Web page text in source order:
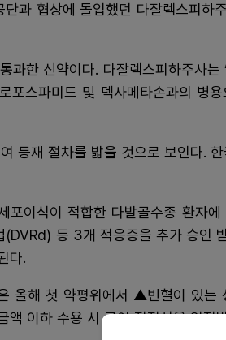
과 협상에 돌입했던 다잘렉스피하
과한 신약이다. 다잘렉스피하주사는
포스파미드 및 덱사메타손과의 병
등재 절차를 밟을 것으로 보인다.
포이식이 적합한 다발골수종 환자
(DVRd) 등 3개 적응증을 추가 승인
다.
올해 첫 약평위에서 ▲빈혈이 있는
액 이하 수용 시 급여 적정성을 인정